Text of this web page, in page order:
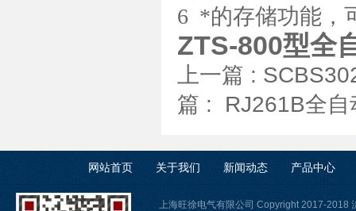
6 *的存储功能，
ZTS-800型全
上一篇 :
篇 : RJ261B全
网站首页 关于我们 新闻动态 产品中心
上海旺徐电气有限公司 Copyright 2017-2018